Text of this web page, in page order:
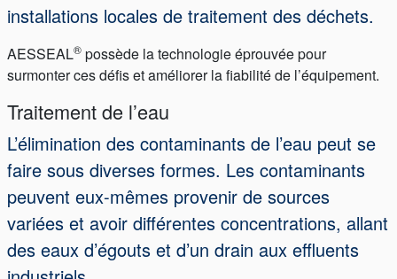
installations locales de traitement des déchets.
AESSEAL® possède la technologie éprouvée pour
surmonter ces défis et améliorer la fiabilité de l’équipement.
Traitement de l’eau
L’élimination des contaminants de l’eau peut se
faire sous diverses formes. Les contaminants
peuvent eux-mêmes provenir de sources
variées et avoir différentes concentrations, allant
des eaux d’égouts et d’un drain aux effluents